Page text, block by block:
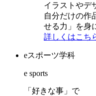
イラストやデ
自分だけの作
せる力」を身
詳しくはこち
eスポーツ学科
e sports
「好きな事」で